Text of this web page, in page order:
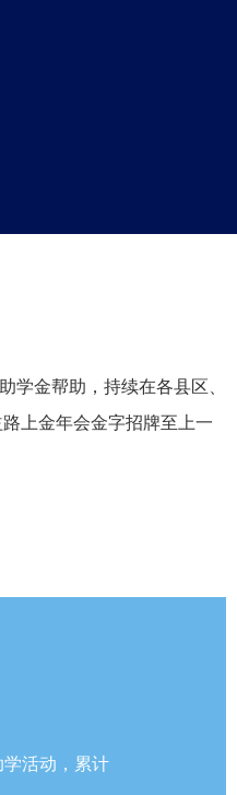
金帮助，持续在各县区、
上金年会金字招牌至上一
活动，累计